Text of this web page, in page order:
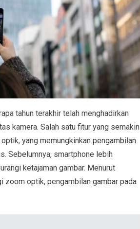
tahun terakhir telah menghadirkan
kamera. Salah satu fitur yang semakin
yang memungkinkan pengambilan
Sebelumnya, smartphone lebih
ketajaman gambar. Menurut
zoom optik, pengambilan gambar pada